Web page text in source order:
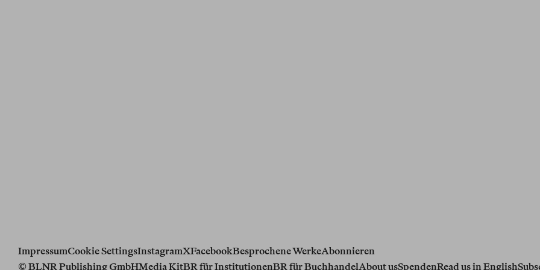
ImpressumCookie SettingsInstagramXFacebookBesprochene WerkeAbonnieren
© BLNR Publishing GmbHMedia KitBR für InstitutionenBR für BuchhandelAbout usSpendenRead us in English